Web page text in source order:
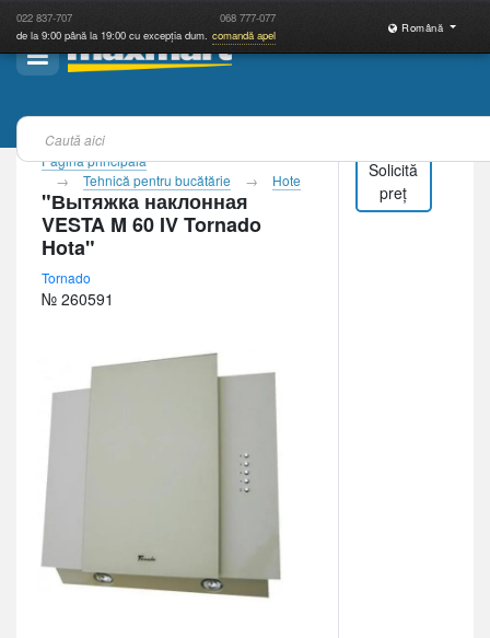
022 837-707 068 777-077
de la 9:00 până la 19:00 cu excepția dum. comandă apel
Română
Pagina principală
Tehnică pentru bucătărie
Hote
"Вытяжка наклонная
VESTA M 60 IV Tornado
Hota"
Tornado
№ 260591
Solicită
preț